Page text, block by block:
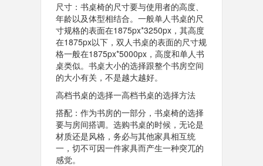
尺寸：书桌椅的尺寸要与使用者的高度、
年龄以及体型相结合。一般单人书桌的尺
寸规格的表面在1875px*3250px，其高度
在1875px以下，双人书桌的表面的尺寸规
格一般在1875px*5000px，高度和单人书
桌类似。书桌大小的选择跟整个书房空间
的大小有关，不是越大越好。
高档书桌的选择一高档书桌的选择方法
搭配：作为书房的一部分，书桌椅的选择
要与房间搭调。选购书桌的时候，无论是
材质还是风格，务必与其他家具相互统
一，切不可因一件家具而产生一种突兀的
感觉。